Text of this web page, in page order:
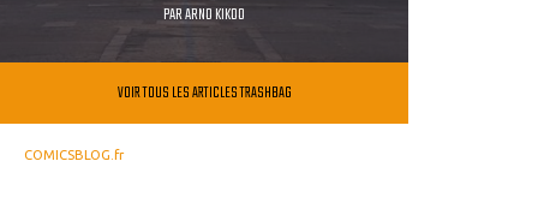
PARARNO KIKOO
VOIR TOUS LES ARTICLES TRASHBAG
COMICSBLOG.fr